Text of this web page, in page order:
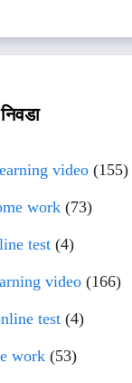
video(155)
work(73)
test(4)
video(166)
test(4)
work(53)